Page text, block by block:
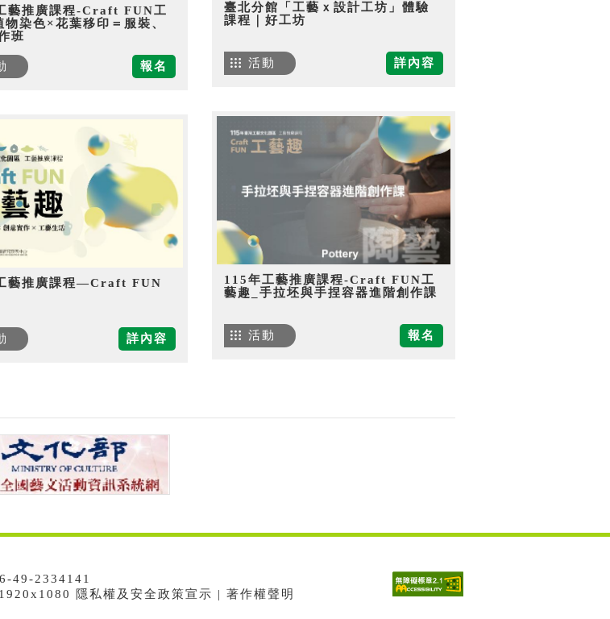
藝推廣課程-Craft FUN工
物染色×花葉移印＝服裝、
班
報名
臺北分館「工藝ｘ設計工坊」體驗
課程｜好工坊
詳內容
活動
115年工藝推廣課程-Craft FUN工
藝趣_手拉坯與手捏容器進階創作課
報名
活動
藝推廣課程—Craft FUN
詳內容
49-2334141
隱私權及安全政策宣示 | 著作權聲明